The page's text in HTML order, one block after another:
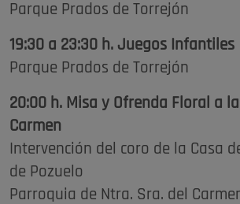
Parque Prados de Torrejón
19:30 a 23:30 h. Juegos Infantiles
Parque Prados de Torrejón
20:00 h. Misa y Ofrenda Floral a
Carmen
Intervención del coro de la Casa
de Pozuelo
Parroquia de Ntra. Sra. del